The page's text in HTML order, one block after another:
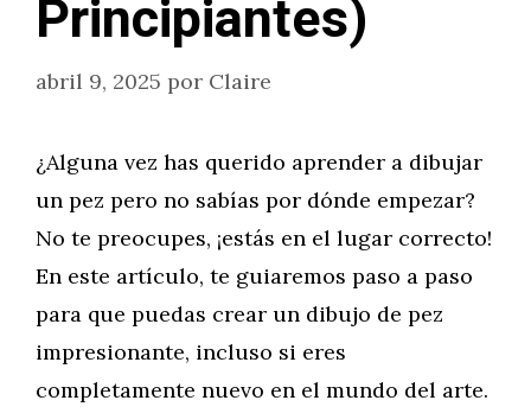
Principiantes)
abril 9, 2025 por Claire
¿Alguna vez has querido aprender a dibujar
un pez pero no sabías por dónde empezar?
No te preocupes, ¡estás en el lugar correcto!
En este artículo, te guiaremos paso a paso
para que puedas crear un dibujo de pez
impresionante, incluso si eres
completamente nuevo en el mundo del arte.